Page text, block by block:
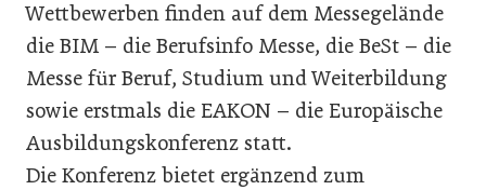
Wettbewerben finden auf dem Messegelände
die BIM – die Berufsinfo Messe, die BeSt – die
Messe für Beruf, Studium und Weiterbildung
sowie erstmals die EAKON – die Europäische
Ausbildungskonferenz statt.
Die Konferenz bietet ergänzend zum